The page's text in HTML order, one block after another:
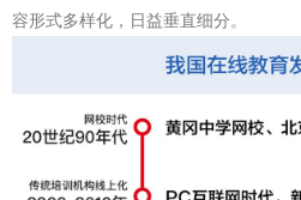
容形式多样化，日益垂直细分。